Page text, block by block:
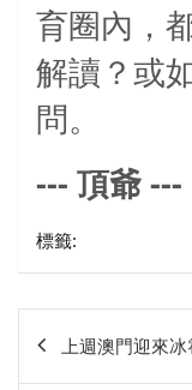
育圈內，
解讀？或
問。
--- 頂爺 ---
標籤:
章
上週澳門迎來